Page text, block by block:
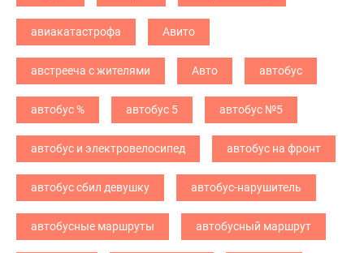
авиакатастрофа Авито
австрееча с жителями Авто автобус
автобус % автобус 5 автобус №5
автобус и электровелосипед автобус на фронт
автобус сбил девушку автобус-нарушитель
автобусные маршруты автобусный маршрут